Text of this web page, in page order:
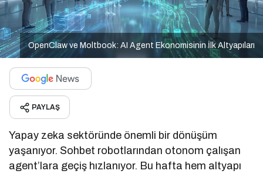
OpenClaw ve Moltbook: AI Agent Ekonomisinin İlk Altyapıları
PAYLAŞ
Yapay zeka sektöründe önemli bir dönüşüm
yaşanıyor. Sohbet robotlarından otonom çalışan
agent’lara geçiş hızlanıyor. Bu hafta hem altyapı